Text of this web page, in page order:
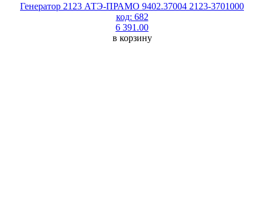
Генератор 2123 АТЭ-ПРАМО 9402.37004 2123-3701000
код: 682
6 391.00
в корзину